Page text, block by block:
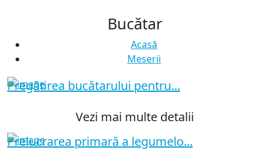
Bucătar
Acasă
Meserii
Pregătirea bucătarului pentru...
Vezi mai multe detalii
Prelucrarea primară a legumelo...